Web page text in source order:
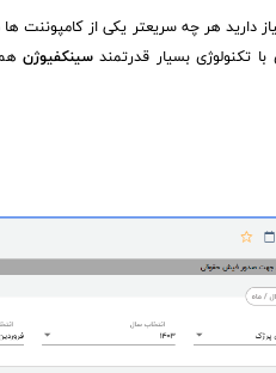
تکنولوژی بسیار قدرتمندسینکفیوژن